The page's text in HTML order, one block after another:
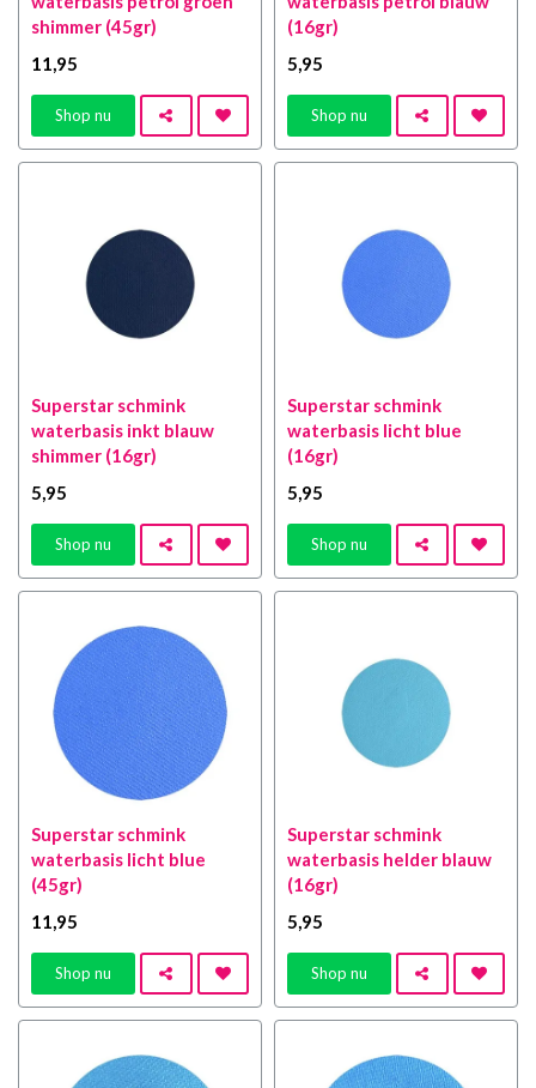
shimmer (45gr)
11,95
Shop nu
(16gr)
5,95
Shop nu
Superstar schmink
waterbasis inkt blauw
shimmer (16gr)
5,95
Shop nu
Superstar schmink
waterbasis licht blue
(16gr)
5,95
Shop nu
Superstar schmink
waterbasis licht blue
(45gr)
11,95
Shop nu
Superstar schmink
waterbasis helder blauw
(16gr)
5,95
Shop nu